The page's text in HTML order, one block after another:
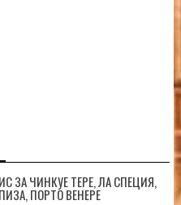
ЗА ЧИНКУЕ ТЕРЕ, ЛА СПЕЦИЯ,
ПОРТО ВЕНЕРЕ